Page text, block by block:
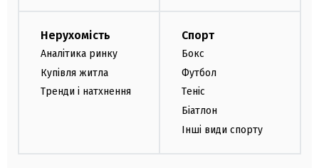
Нерухомість
Аналітика ринку
Купівля житла
Тренди і натхнення
Спорт
Бокс
Футбол
Теніс
Біатлон
Інші види спорту